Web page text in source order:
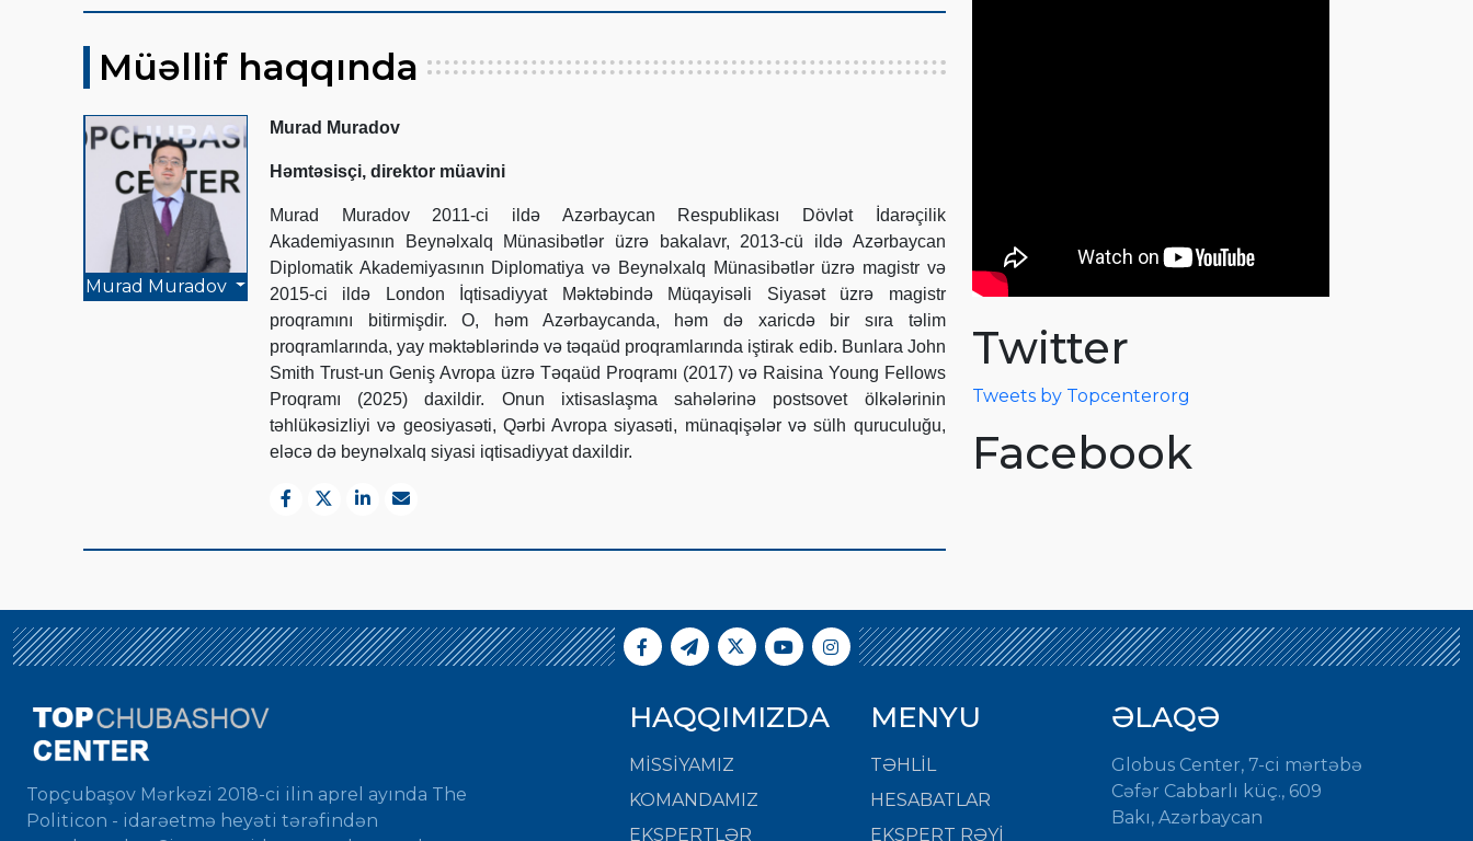
Müəllif haqqında
Murad Muradov
Murad Muradov
Həmtəsisçi, direktor müavini
Murad Muradov 2011-ci ildə Azərbaycan Respublikası Dövlət İdarəçilik
Akademiyasının Beynəlxalq Münasibətlər üzrə bakalavr, 2013-cü ildə Azərbaycan
Diplomatik Akademiyasının Diplomatiya və Beynəlxalq Münasibətlər üzrə magistr və
2015-ci ildə London İqtisadiyyat Məktəbində Müqayisəli Siyasət üzrə magistr
proqramını bitirmişdir. O, həm Azərbaycanda, həm də xaricdə bir sıra təlim
proqramlarında, yay məktəblərində və təqaüd proqramlarında iştirak edib. Bunlara John
Smith Trust-un Geniş Avropa üzrə Təqaüd Proqramı (2017) və Raisina Young Fellows
Proqramı (2025) daxildir. Onun ixtisaslaşma sahələrinə postsovet ölkələrinin
təhlükəsizliyi və geosiyasəti, Qərbi Avropa siyasəti, münaqişələr və sülh quruculuğu,
eləcə də beynəlxalq siyasi iqtisadiyyat daxildir.
Twitter
Tweets by Topcenterorg
Facebook
Topçubaşov Mərkəzi 2018-ci ilin aprel ayında The
Politicon - idarəetmə heyəti tərəfindən
HAQQIMIZDA
MISSIYAMIZ
KOMANDAMIZ
EKSPERTLƏR
MENYU
TƏHLİL
HESABATLAR
EKSPERT RƏYİ
ƏLAQƏ
Globus Center, 7-ci mərtəbə
Cəfər Cabbarlı küç., 609
Bakı, Azərbaycan